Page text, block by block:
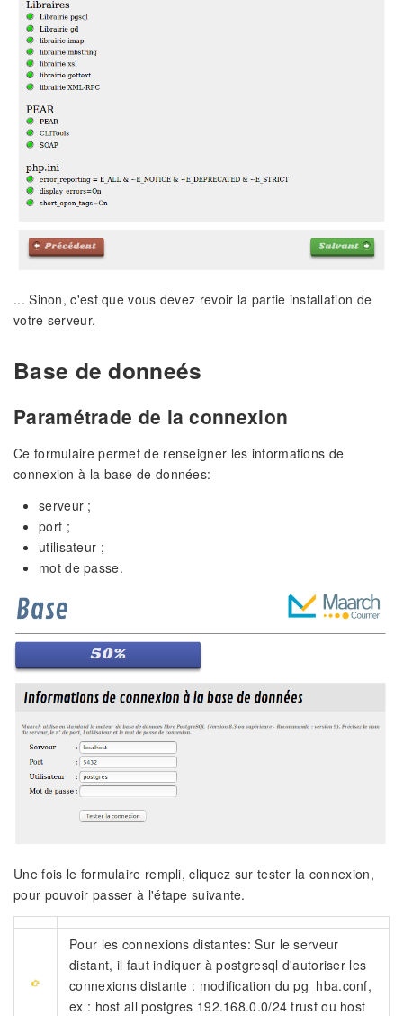
... Sinon, c'est que vous devez revoir la partie installation de
votre serveur.
Base de donneés
Paramétrade de la connexion
Ce formulaire permet de renseigner les informations de
connexion à la base de données:
serveur ;
port ;
utilisateur ;
mot de passe.
Une fois le formulaire rempli, cliquez sur tester la connexion,
pour pouvoir passer à l'étape suivante.
Pour les connexions distantes: Sur le serveur
distant, il faut indiquer à postgresql d'autoriser les
connexions distante : modification du pg_hba.conf,
ex : host all postgres 192.168.0.0/24 trust ou host